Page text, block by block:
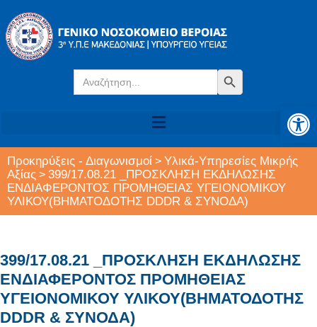
Search
for:
Search Button
Προκηρύξεις - Διαγωνισμοί > Υλικά-Υπηρεσίες Μικρής
Αξίας > 399/17.08.21 _ΠΡΟΣΚΛΗΣΗ ΕΚΔΗΛΩΣΗΣ
ΕΝΔΙΑΦΕΡΟΝΤΟΣ ΠΡΟΜΗΘΕΙΑΣ ΥΓΕΙΟΝΟΜΙΚΟΥ
ΥΛΙΚΟΥ(ΒΗΜΑΤΟΔΟΤΗΣ DDDR & ΣΥΝΟΔΑ)
399/17.08.21 _ΠΡΟΣΚΛΗΣΗ ΕΚΔΗΛΩΣΗΣ
ΕΝΔΙΑΦΕΡΟΝΤΟΣ ΠΡΟΜΗΘΕΙΑΣ
ΥΓΕΙΟΝΟΜΙΚΟΥ ΥΛΙΚΟΥ(ΒΗΜΑΤΟΔΟΤΗΣ
DDDR & ΣΥΝΟΔΑ)